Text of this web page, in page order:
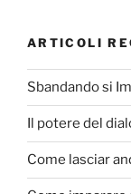
k
ARTICOLI
Sbandando si
Il potere del
Come lasciar